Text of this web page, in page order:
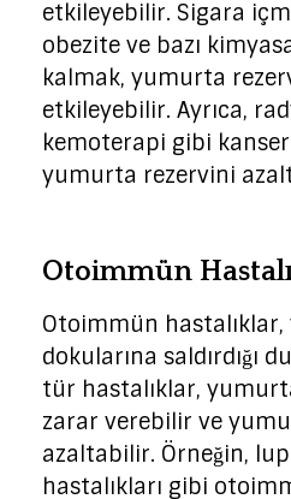
etkileyebilir. Sigara
obezite ve bazı
kalmak, yumurta
etkileyebilir. Ayrıca,
kemoterapi gibi
yumurta rezervini
Otoimmün
Otoimmün
dokularına saldırdığı
tür hastalıklar,
zarar verebilir ve
azaltabilir. Örneğin,
hastalıkları gibi